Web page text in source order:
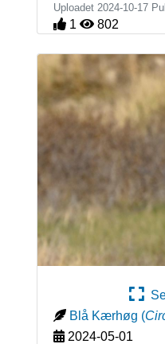
Uploadet 2024-10-17
1 802
Blå Kærhøg (
2024-05-01